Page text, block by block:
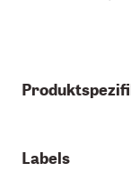
Labels